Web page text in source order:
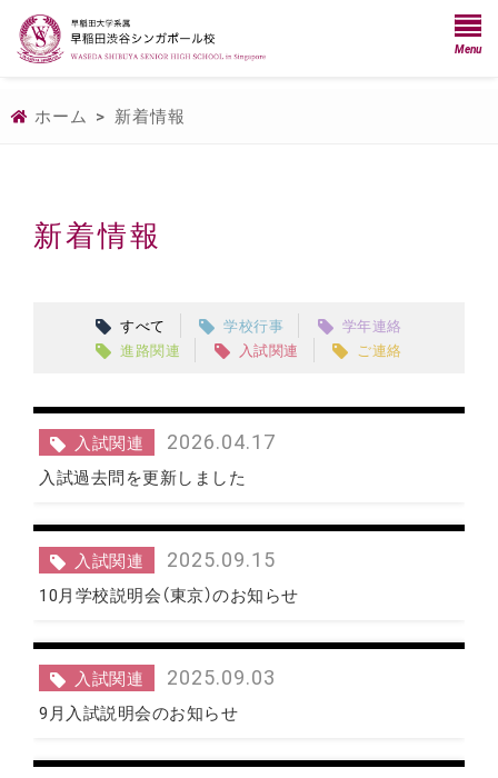
Menu
ホーム > 新着情報
新着情報
すべて 学校行事
学年連絡
進路関連
入試関連 ご連絡
入試関連 2026.04.17
入試過去問を更新しました
入試関連 2025.09.15
10月学校説明会（東京）のお知らせ
入試関連 2025.09.03
9月入試説明会のお知らせ